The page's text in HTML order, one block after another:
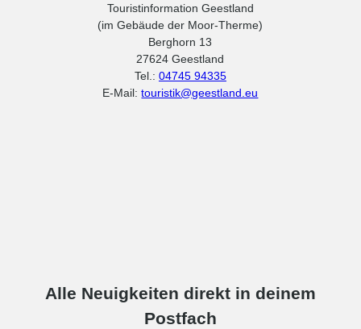
Touristinformation Geestland
(im Gebäude der Moor-Therme)
Berghorn 13
27624 Geestland
Tel.: 04745 94335
E-Mail:touristik@geestland.eu
Alle Neuigkeiten direkt in deinem
Postfach